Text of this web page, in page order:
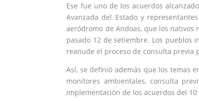
Ese fue uno de los acuerdos
Avanzada del Estado y
aeródromo de Andoas, que los nativos
pasado 12 de setiembre. Los pueblos
reanude el proceso de consulta
Así, se definió además que los temas
monitores ambientales, consulta
implementación de los acuerdos del 10